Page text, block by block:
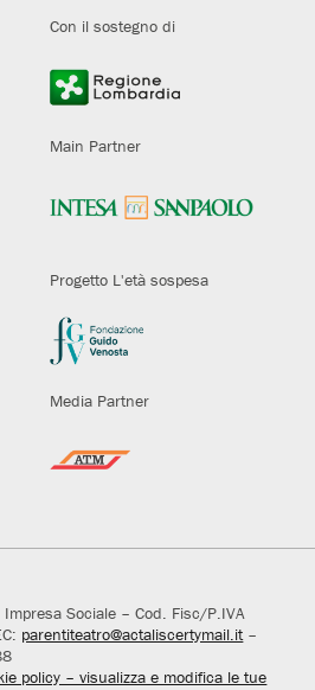
Con il sostegno di
Main Partner
Progetto L'età sospesa
Media Partner
Sociale – Cod. Fisc/P.IVA
parentiteatro@actaliscertymail.it–
policy – visualizza e modifica le tue